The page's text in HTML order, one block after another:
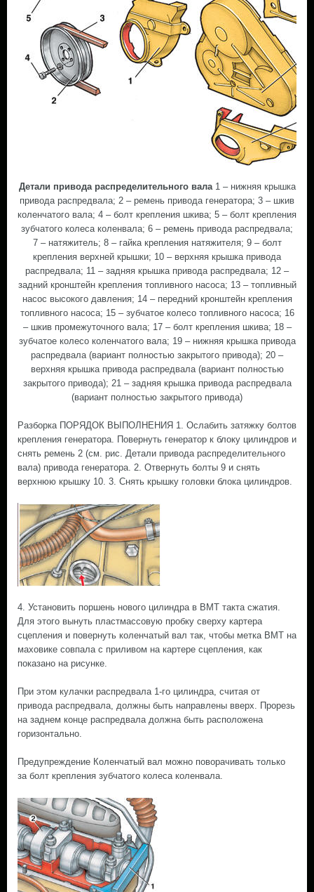
Детали привода распределительного вала 1 – нижняя крышка
привода распредвала; 2 – ремень привода генератора; 3 – шкив
коленчатого вала; 4 – болт крепления шкива; 5 – болт крепления
зубчатого колеса коленвала; 6 – ремень привода распредвала;
7 – натяжитель; 8 – гайка крепления натяжителя; 9 – болт
крепления верхней крышки; 10 – верхняя крышка привода
распредвала; 11 – задняя крышка привода распредвала; 12 –
задний кронштейн крепления топливного насоса; 13 – топливный
насос высокого давления; 14 – передний кронштейн крепления
топливного насоса; 15 – зубчатое колесо топливного насоса; 16
– шкив промежуточного вала; 17 – болт крепления шкива; 18 –
зубчатое колесо коленчатого вала; 19 – нижняя крышка привода
распредвала (вариант полностью закрытого привода); 20 –
верхняя крышка привода распредвала (вариант полностью
закрытого привода); 21 – задняя крышка привода распредвала
(вариант полностью закрытого привода)
Разборка ПОРЯДОК ВЫПОЛНЕНИЯ 1. Ослабить затяжку болтов
крепления генератора. Повернуть генератор к блоку цилиндров и
снять ремень 2 (см. рис. Детали привода распределительного
вала) привода генератора. 2. Отвернуть болты 9 и снять
верхнюю крышку 10. 3. Снять крышку головки блока цилиндров.
4. Установить поршень нового цилиндра в ВМТ такта сжатия.
Для этого вынуть пластмассовую пробку сверху картера
сцепления и повернуть коленчатый вал так, чтобы метка ВМТ на
маховике совпала с приливом на картере сцепления, как
показано на рисунке.
При этом кулачки распредвала 1-го цилиндра, считая от
привода распредвала, должны быть направлены вверх. Прорезь
на заднем конце распредвала должна быть расположена
горизонтально.
Предупреждение Коленчатый вал можно поворачивать только
за болт крепления зубчатого колеса коленвала.